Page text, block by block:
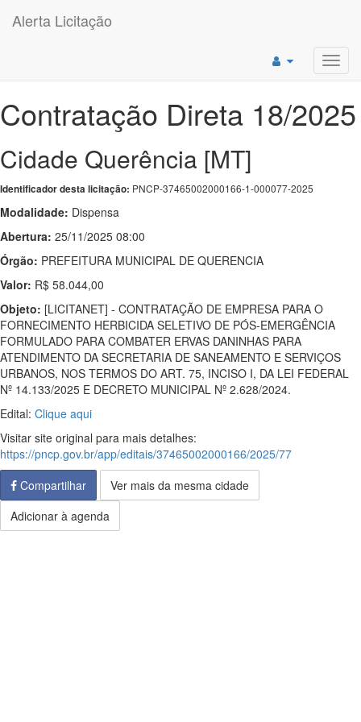
Alerta Licitação
Contratação Direta 18/2025
Cidade Querência [MT]
Identificador desta licitação: PNCP-37465002000166-1-000077-2025
Modalidade: Dispensa
Abertura: 25/11/2025 08:00
Órgão: PREFEITURA MUNICIPAL DE QUERENCIA
Valor: R$ 58.044,00
Objeto: [LICITANET] - CONTRATAÇÃO DE EMPRESA PARA O
FORNECIMENTO HERBICIDA SELETIVO DE PÓS-EMERGÊNCIA
FORMULADO PARA COMBATER ERVAS DANINHAS PARA
ATENDIMENTO DA SECRETARIA DE SANEAMENTO E SERVIÇOS
URBANOS, NOS TERMOS DO ART. 75, INCISO I, DA LEI FEDERAL
Nº 14.133/2025 E DECRETO MUNICIPAL Nº 2.628/2024.
Edital: Clique aqui
Visitar site original para mais detalhes:
https://pncp.gov.br/app/editais/37465002000166/2025/77
Compartilhar
Ver mais da mesma cidade
Adicionar à agenda